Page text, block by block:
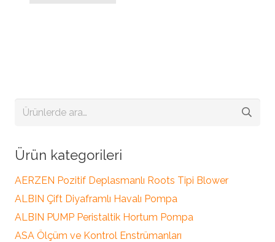
Ara:
Ürün kategorileri
AERZEN Pozitif Deplasmanlı Roots Tipi Blower
ALBIN Çift Diyaframlı Havalı Pompa
ALBIN PUMP Peristaltik Hortum Pompa
ASA Ölçüm ve Kontrol Enstrümanları